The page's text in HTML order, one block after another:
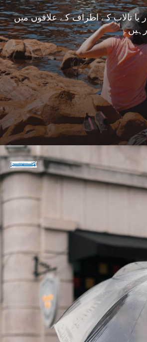
یا تالاب کے اطراف کے علاقوں میں